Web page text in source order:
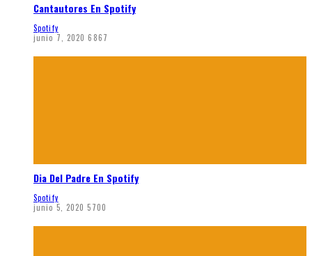
Cantautores En Spotify
Spotify
junio 7, 2020 6867
Dia Del Padre En Spotify
Spotify
junio 5, 2020 5700